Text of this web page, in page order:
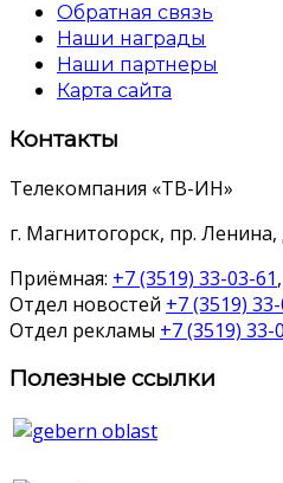
Обратная связь
Наши награды
Наши партнеры
Карта сайта
Контакты
Телекомпания «ТВ-ИН»
г. Магнитогорск, пр. Ленина,
Приёмная: +7 (3519) 33-03-61,
Отдел новостей +7 (3519)
Отдел рекламы +7 (3519) 33-
Полезные ссылки